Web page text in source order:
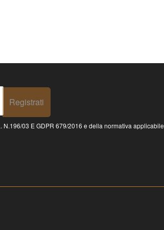
Registrati
N.196/03 E GDPR 679/2016 e della normativa applicabile